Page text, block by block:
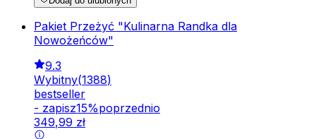
Pakiet Przeżyć "Kulinarna Randka dla
Nowożeńców"
9.3
Wybitny(1388)
bestseller
- zapisz15%poprzednio
349,99 zł